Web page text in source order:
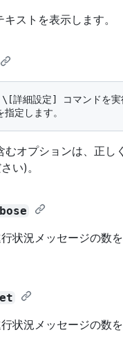
ストを表示します。
むオプションは、正し
い)。
状況メッセージの数
状況メッセージの数